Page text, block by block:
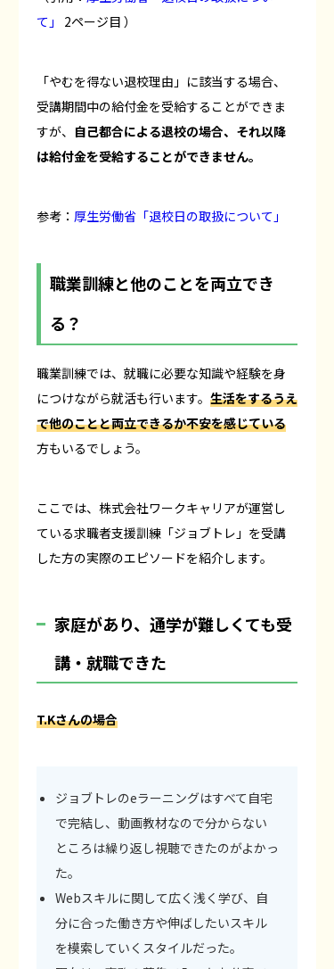
て」
2ページ目 ）
「やむを得ない退校理由」に該当する場合、
受講期間中の給付金を受給することができま
すが、 自己都合による退校の場合、それ以降
は給付金を受給することができません。
参考： 厚生労働省「退校日の取扱について」
職業訓練と他のことを両立でき
る？
職業訓練では、就職に必要な知識や経験を身
につけながら就活も行います。 生活をするうえ
で他のことと両立できるか不安を感じている
方もいるでしょう。
ここでは、株式会社ワークキャリアが運営し
ている求職者支援訓練「ジョブトレ」を受講
した方の実際のエピソードを紹介します。
家庭があり、通学が難しくても受
講・就職できた
T.Kさんの場合
ジョブトレのeラーニングはすべて自宅
で完結し、動画教材なので分からない
ところは繰り返し視聴できたのがよかっ
た。
Webスキルに関して広く浅く学び、自
分に合った働き方や伸ばしたいスキル
を模索していくスタイルだった。